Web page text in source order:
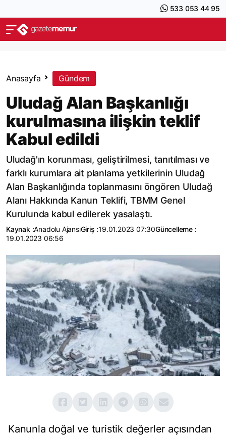
533 053 44 95
Anasayfa Gündem
Uludağ Alan Başkanlığı
kurulmasına ilişkin teklif
Kabul edildi
Uludağ'ın korunması, geliştirilmesi, tanıtılması ve
farklı kurumlara ait planlama yetkilerinin Uludağ
Alan Başkanlığında toplanmasını öngören Uludağ
Alanı Hakkında Kanun Teklifi, TBMM Genel
Kurulunda kabul edilerek yasalaştı.
Kaynak :Anadolu AjansıGiriş :19.01.2023 07:30Güncelleme :
19.01.2023 06:56
Kanunla doğal ve turistik değerler açısından